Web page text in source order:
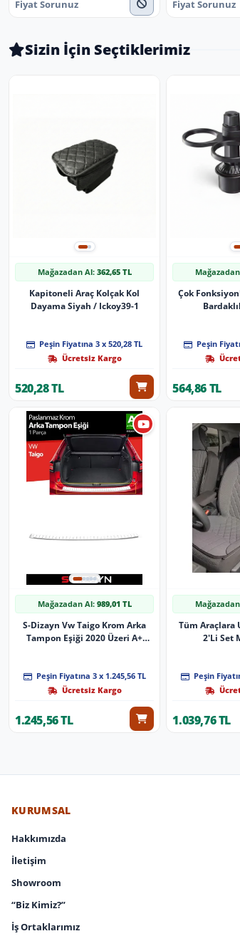
Fiyat Sorunuz Fiyat Sorunuz
Sizin İçin Seçtiklerimiz
Mağazadan Al: 362,65 TL
Kapitoneli Araç Kolçak Kol
Dayama Siyah / Ickoy39-1
Peşin Fiyatına 3 x 520,28 TL
Ücretsiz Kargo
520,28 TL
Çok
Peşin
564,86 TL
Mağazadan Al: 989,01 TL
S-Dizayn Vw Taigo Krom Arka
Tampon Eşiği 2020 Üzeri A+
Peşin Fiyatına 3 x 1.245,56 TL
Ücretsiz Kargo
1.245,56 TL
Tüm Araçlara
2'Li Set
Peşin
1.039,76 TL
KURUMSAL
Hakkımızda
İletişim
Showroom
“Biz Kimiz?”
İş Ortaklarımız